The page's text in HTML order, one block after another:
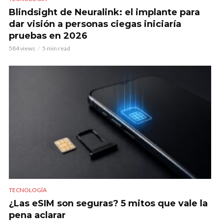
Blindsight de Neuralink: el implante para
dar visión a personas ciegas iniciaría
pruebas en 2026
584 views 5 min read
TECNOLOGÍA
¿Las eSIM son seguras? 5 mitos que vale la
pena aclarar